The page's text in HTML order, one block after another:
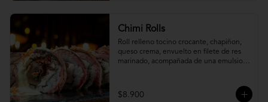
Chimi Rolls
Roll relleno tocino crocante, chapiñon,
queso crema, envuelto en filete de res
marinado, acompañada de una emulsion
$8.900